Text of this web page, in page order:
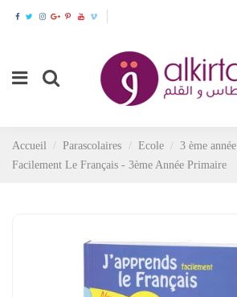
Accueil Parascolaires Ecole 3 ème année
Facilement Le Français - 3ème Année Primaire